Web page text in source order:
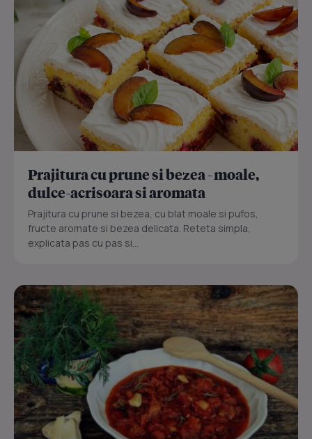
Prajitura cu prune si bezea - moale,
dulce-acrisoara si aromata
Prajitura cu prune si bezea, cu blat moale si pufos,
fructe aromate si bezea delicata. Reteta simpla,
explicata pas cu pas si...